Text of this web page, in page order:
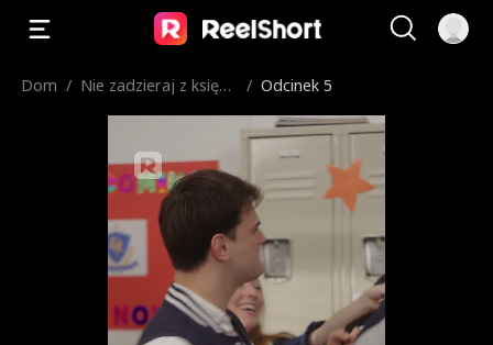
Dom / Nie zadzieraj z księżn
/ Odcinek 5